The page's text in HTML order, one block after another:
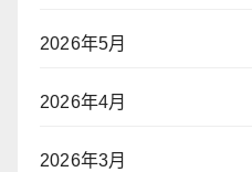
2026年5月
2026年4月
2026年3月